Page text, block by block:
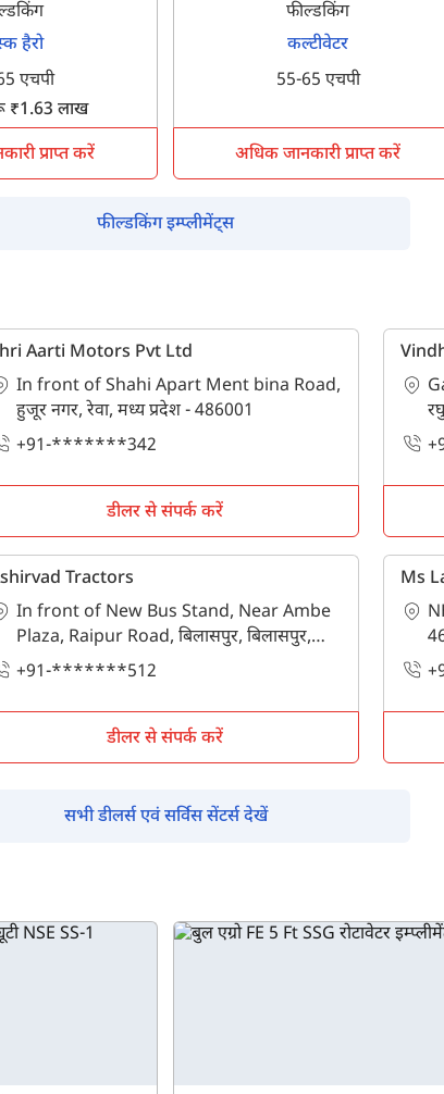
हैरो
एचपी
₹1.63 लाख
प्राप्त करें
फील्डकिंग
कल्टीवेटर
55-65 एचपी
अधिक जानकारी प्राप्त करें
फील्डकिंग इम्प्लीमेंट्स
Aarti Motors Pvt Ltd
In front of Shahi Apart Ment bina Road,
हुजूर नगर, रेवा, मध्य प्रदेश - 486001
+91-*******342
डीलर से संपर्क करें
Tractors
In front of New Bus Stand, Near Ambe
Plaza, Raipur Road, बिलासपुर, बिलासपुर,
छत्तीसगढ - 495001
+91-*******512
डीलर से संपर्क करें
Ms
सभी डीलर्स एवं सर्विस सेंटर्स देखें
प्रकार सहायता कर सकते हैं?
*
करें*
here, I agree to TVS Credit Services Terms & Conditions and
Policy.
for purposes outlined in Privacy Policy.
सबमिट